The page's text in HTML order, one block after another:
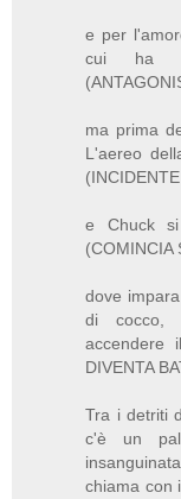
e per
cui ha
ma prima
L'aereo
e Chuck si
(COMINCIA
dove
di cocco,
accendere
DIVENTA
Tra i detriti
c'è un
chiama con